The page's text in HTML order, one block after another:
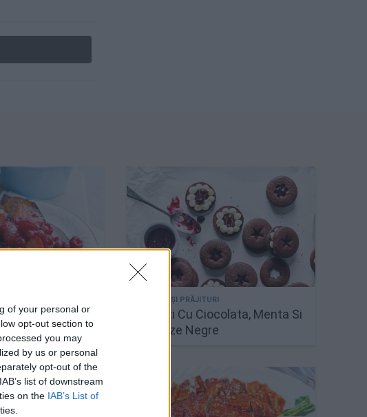
of your personal or
opt-out section to
you may
by us or personal
opt-out of the
list of downstream
on the IAB’s List of
Biscuiti Cu Ciocolata, Menta Si
Coacaze Negre